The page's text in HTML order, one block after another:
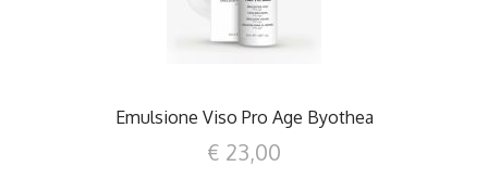
Emulsione Viso Pro Age Byothea
€ 23,00